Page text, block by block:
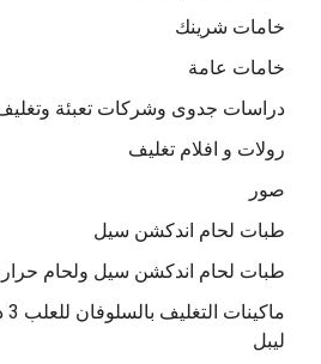
خامات شرينك
خامات عامة
دراسات جدوى وشركات تعبئة وتغليف
رولات و افلام تغليف
صور
طبات لحام اندكشن سيل
طبات لحام اندكشن سيل ولحام
ليبل